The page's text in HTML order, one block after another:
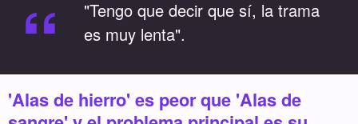
“
"Tengo que decir que sí, la trama
es muy lenta".
'Alas de hierro' es peor que 'Alas de